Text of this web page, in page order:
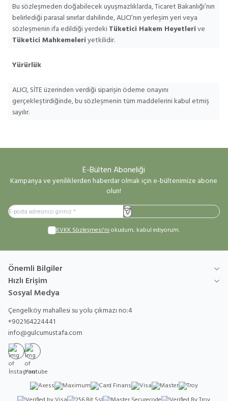
Bu sözleşmeden doğabilecek uyuşmazlıklarda, Ticaret Bakanlığı’nın
belirlediği parasal sınırlar dahilinde, ALICI’nın yerleşim yeri veya
sözleşmenin ifa edildiği yerdekiTüketici Hakem Heyetlerive
Tüketici Mahkemeleriyetkilidir.
Yürürlük
ALICI, SİTE üzerinden verdiği siparişin ödeme onayını
gerçekleştirdiğinde, bu sözleşmenin tüm maddelerini kabul etmiş
sayılır.
E-Bülten Aboneliği
Kampanya ve yeniliklerden haberdar olmak için e-bültenimize abone
olun!
Kayıt Ol
KVKK Sözleşmesi'niokudum, kabul ediyorum.
Önemli Bilgiler
Hızlı Erişim
Sosyal Medya
Çengelköy mahallesi su yolu çıkmazı no:4
+902164224441
info@gulcumustafa.com
İnstagramYoutube